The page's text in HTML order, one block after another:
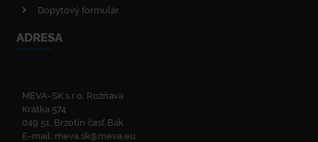
Dopytový formulár
ADRESA
MEVA-SK s.r.o. Rožňava
Krátka 574
049 51, Brzotín časť Bak
E-mail: meva.sk@meva.eu